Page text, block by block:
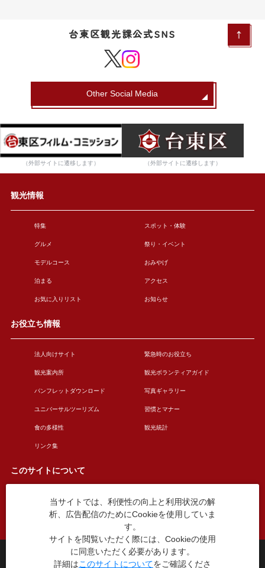
台東区観光課公式SNS
Other Social Media
（外部サイトに遷移します） （外部サイトに遷移します）
観光情報
特集 スポット・体験
グルメ 祭り・イベント
モデルコース おみやげ
泊まる アクセス
お気に入りリスト お知らせ
お役立ち情報
法人向けサイト 緊急時のお役立ち
観光案内所 観光ボランティアガイド
パンフレットダウンロード 写真ギャラリー
ユニバーサルツーリズム 習慣とマナー
食の多様性 観光統計
リンク集
このサイトについて
このサイトについて 広告掲載について
お問い合わせ
台東区役所観光課
〒110-8615 東京都台東区東上野4丁目5番6号
当サイトでは、利便性の向上と利用状況の解
析、広告配信のためにCookieを使用していま
す。
サイトを閲覧いただく際には、Cookieの使用
に同意いただく必要があります。
詳細はこのサイトについてをご確認くださ